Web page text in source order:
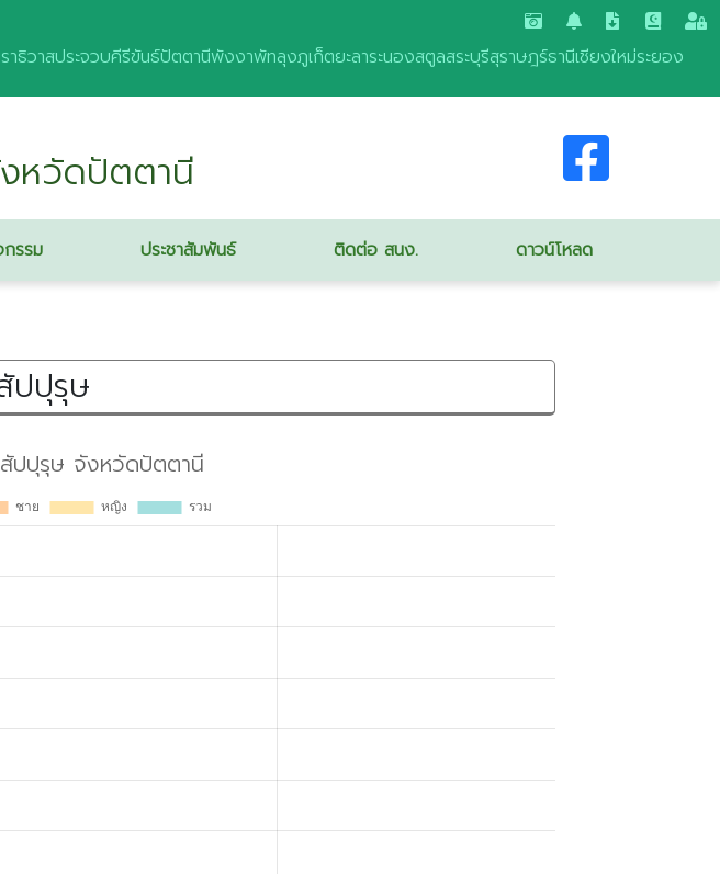
าธิวาสประจวบคีรีขันธ์ปัตตานีพังงาพัทลุงภูเก็ตยะลาระนองสตูลสระบุรีสุราษฎร์ธานีเชียงใหม่ระยอง
หวัดปัตตานี
รรม ประชาสัมพันธ์ ติดต่อ สนง. ดาวน์โหลด
ปปุรุษ